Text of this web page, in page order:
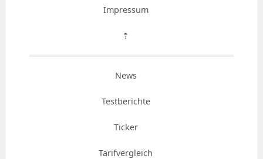
Impressum
⇡
News
Testberichte
Ticker
Tarifvergleich